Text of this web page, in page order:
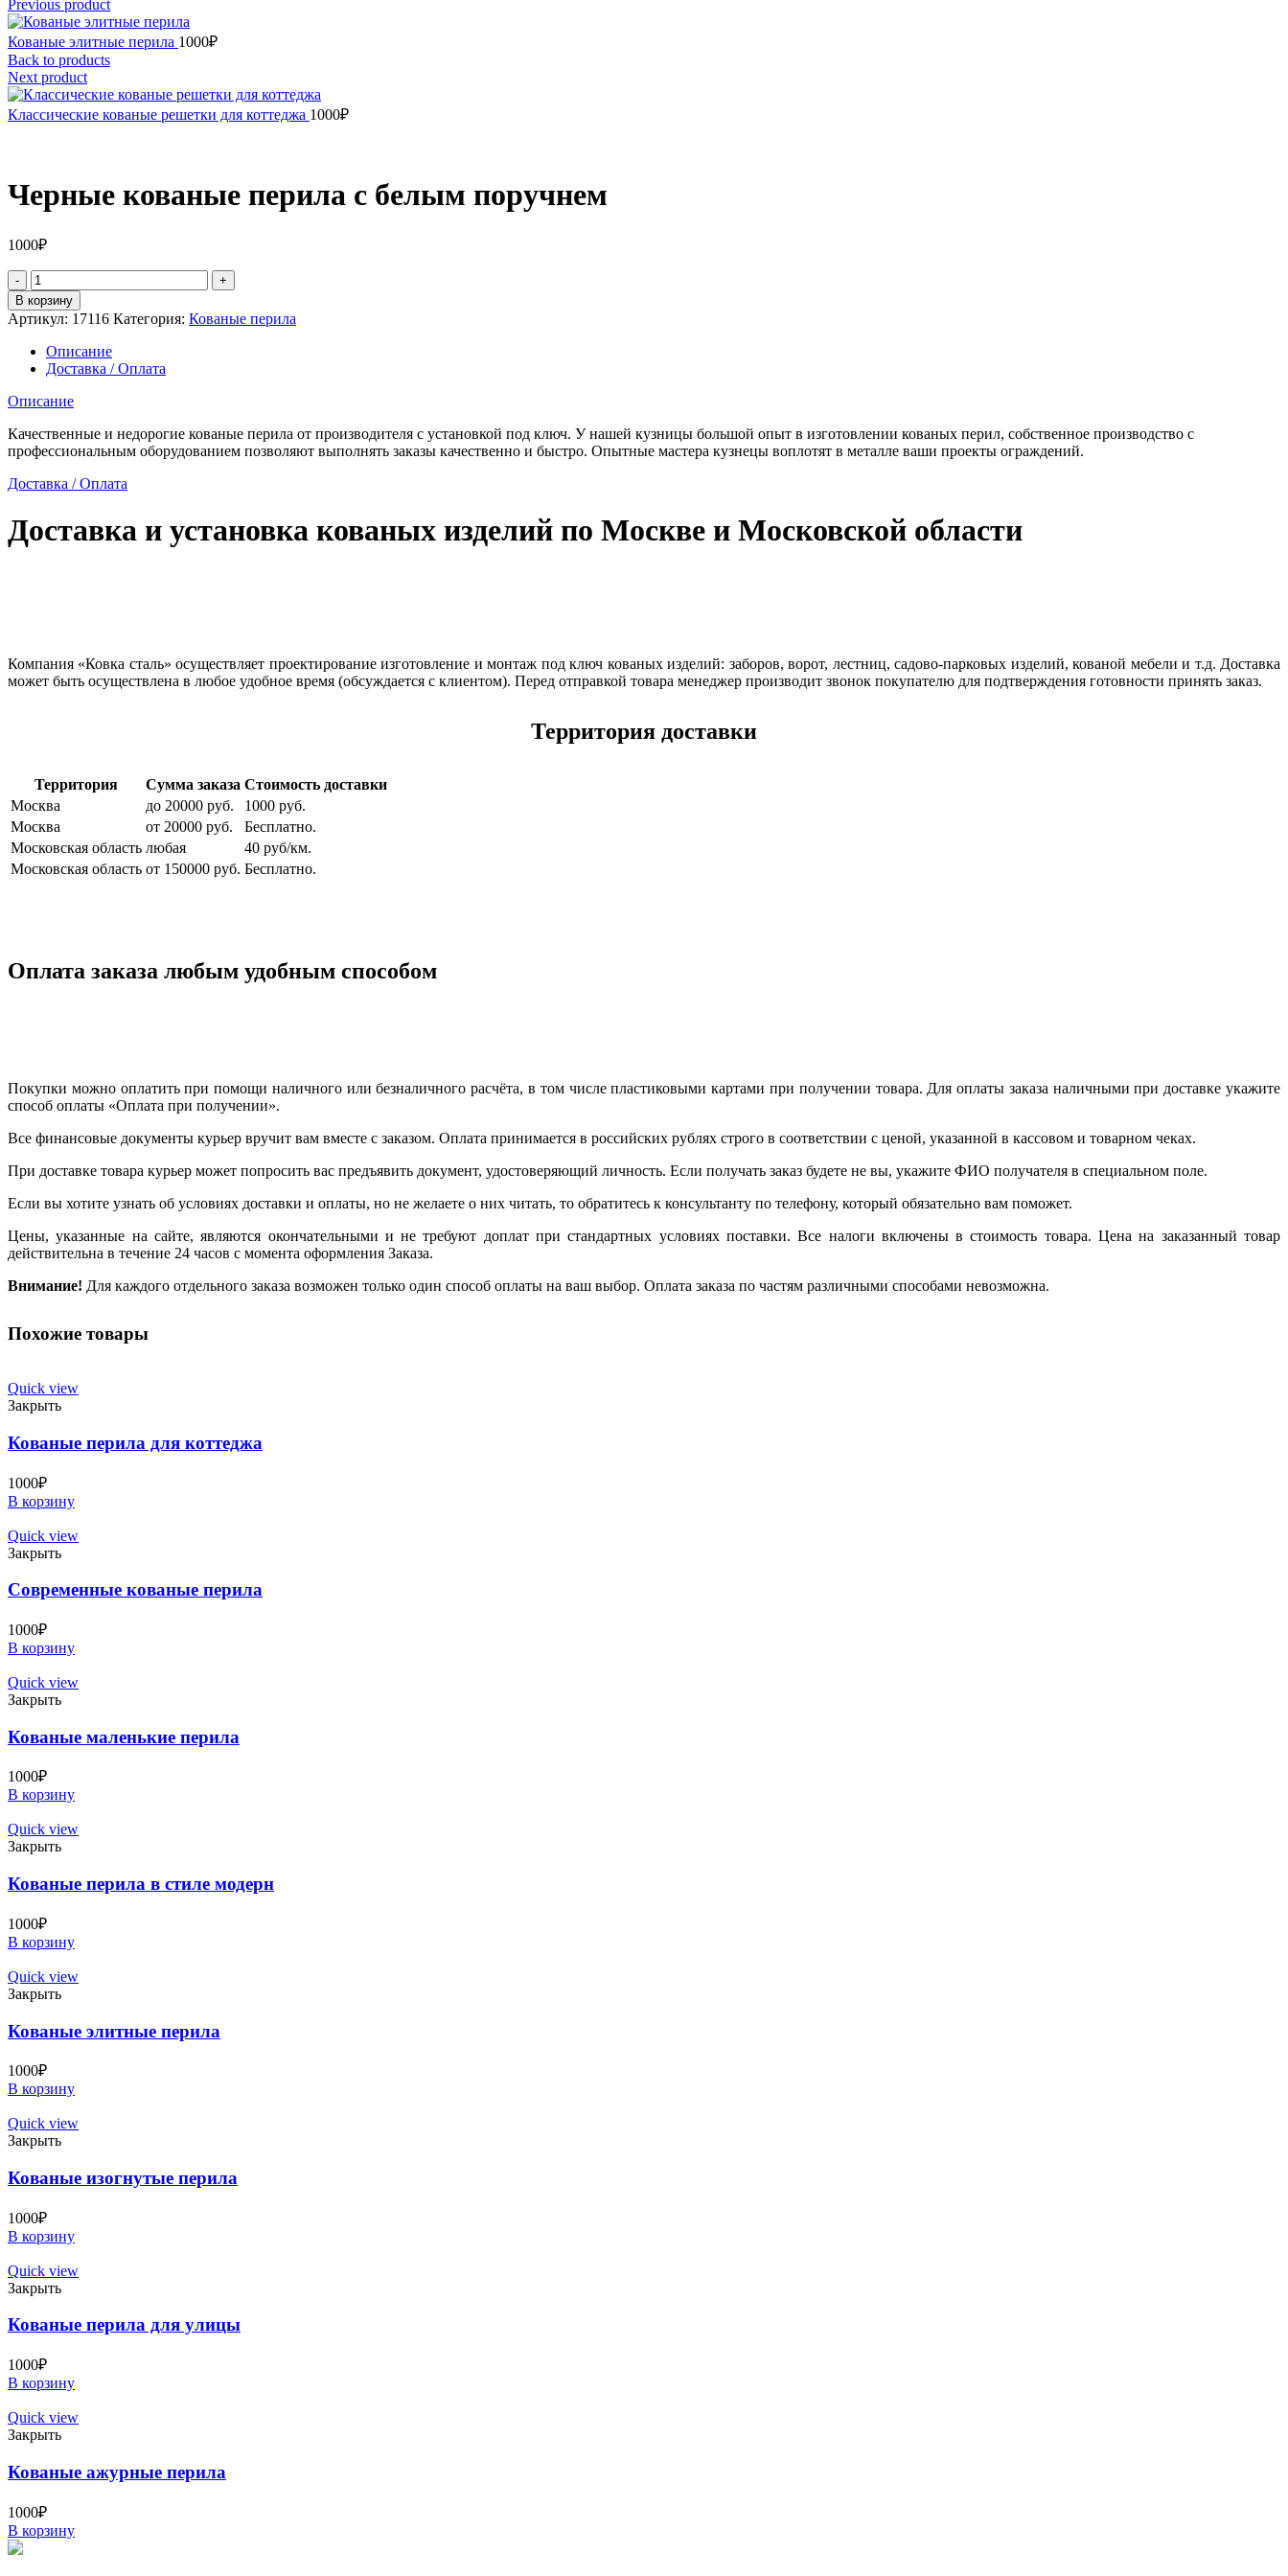
Previous product
Кованые элитные перила 1000₽
Back to products
Next product
Классические кованые решетки для коттеджа 1000₽
Черные кованые перила с белым поручнем
1000₽
Количество
товара
Черные
кованые
перила
с
белым
поручнем
В корзину
Артикул: 17116 Категория: Кованые перила
Описание
Доставка / Оплата
Описание
Качественные и недорогие кованые перила от производителя с установкой под ключ. У нашей кузницы большой опыт в изготовлении кованых перил, собственное производство с
профессиональным оборудованием позволяют выполнять заказы качественно и быстро. Опытные мастера кузнецы воплотят в металле ваши проекты ограждений.
Доставка / Оплата
Доставка и установка кованых изделий по Москве и Московской области
Компания «Ковка сталь» осуществляет проектирование изготовление и монтаж под ключ кованых изделий: заборов, ворот, лестниц, садово-парковых изделий, кованой мебели и т.д. Доставка
может быть осуществлена в любое удобное время (обсуждается с клиентом). Перед отправкой товара менеджер производит звонок покупателю для подтверждения готовности принять заказ.
Территория доставки
Территория Сумма заказа Стоимость доставки
Москва
до 20000 руб.
1000 руб.
Москва
от 20000 руб.
Бесплатно.
Московская область любая
40 руб/км.
Московская область от 150000 руб. Бесплатно.
Оплата заказа любым удобным способом
Покупки можно оплатить при помощи наличного или безналичного расчёта, в том числе пластиковыми картами при получении товара. Для оплаты заказа наличными при доставке укажите
способ оплаты «Оплата при получении».
Все финансовые документы курьер вручит вам вместе с заказом. Оплата принимается в российских рублях строго в соответствии с ценой, указанной в кассовом и товарном чеках.
При доставке товара курьер может попросить вас предъявить документ, удостоверяющий личность. Если получать заказ будете не вы, укажите ФИО получателя в специальном поле.
Если вы хотите узнать об условиях доставки и оплаты, но не желаете о них читать, то обратитесь к консультанту по телефону, который обязательно вам поможет.
Цены, указанные на сайте, являются окончательными и не требуют доплат при стандартных условиях поставки. Все налоги включены в стоимость товара. Цена на заказанный товар
действительна в течение 24 часов с момента оформления Заказа.
Внимание! Для каждого отдельного заказа возможен только один способ оплаты на ваш выбор. Оплата заказа по частям различными способами невозможна.
Похожие товары
Quick view
Закрыть
Кованые перила для коттеджа
1000₽
В корзину
Quick view
Закрыть
Современные кованые перила
1000₽
В корзину
Quick view
Закрыть
Кованые маленькие перила
1000₽
В корзину
Quick view
Закрыть
Кованые перила в стиле модерн
1000₽
В корзину
Quick view
Закрыть
Кованые элитные перила
1000₽
В корзину
Quick view
Закрыть
Кованые изогнутые перила
1000₽
В корзину
Quick view
Закрыть
Кованые перила для улицы
1000₽
В корзину
Quick view
Закрыть
Кованые ажурные перила
1000₽
В корзину